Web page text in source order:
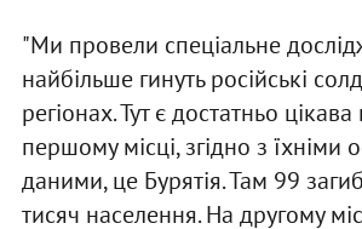
"Ми провели спеціальне
найбільше гинуть російські
регіонах. Тут є достатньо
першому місці, згідно з їхніми
даними, це Бурятія. Там 99
тисяч населення. На другому